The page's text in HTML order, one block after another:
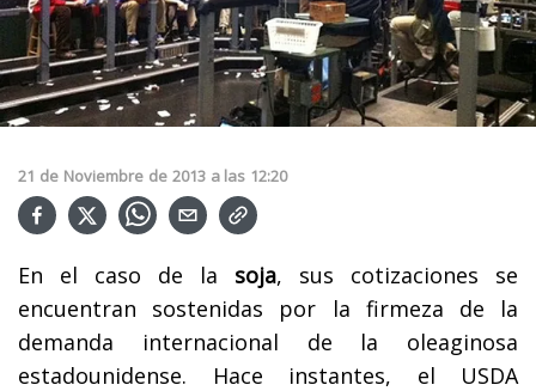
21 de Noviembre de 2013 a las 12:20
En el caso de la soja, sus cotizaciones se
encuentran sostenidas por la firmeza de la
demanda internacional de la oleaginosa
estadounidense. Hace instantes, el USDA